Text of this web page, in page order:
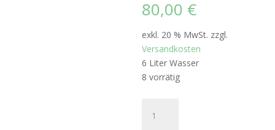
80,00 €
exkl. 20 % MwSt. zzgl.
Versandkosten
6 Liter Wasser
8 vorrätig
Menge